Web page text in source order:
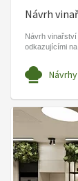
Návrh
Návrh
odkazujícími